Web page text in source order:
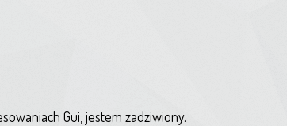
Gui, jestem zadziwiony.